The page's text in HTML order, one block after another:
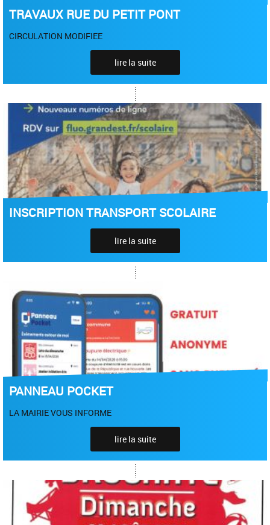
TRAVAUX RUE DU PETIT PONT
CIRCULATION MODIFIEE
lire la suite
INSCRIPTION TRANSPORT SCOLAIRE
lire la suite
PANNEAU POCKET
LA MAIRIE VOUS INFORME
lire la suite